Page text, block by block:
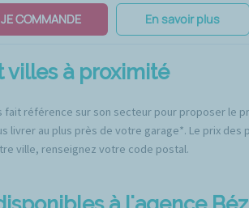
JE COMMANDE En savoir plus
villes à proximité
fait référence sur son secteur pour proposer le
livrer au plus près de votre garage*. Le prix des
ville, renseignez votre code postal.